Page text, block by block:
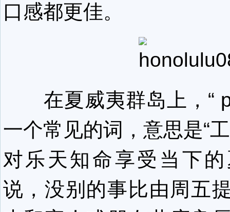
口感都更佳。
在夏威夷群岛上，“
一个常见的词，意思是“
对乐天知命享受当下
说，没别的事比由周五